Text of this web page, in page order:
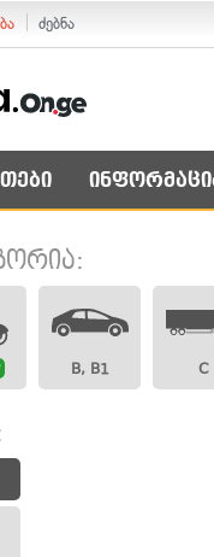
ძებნა
B, B1 C